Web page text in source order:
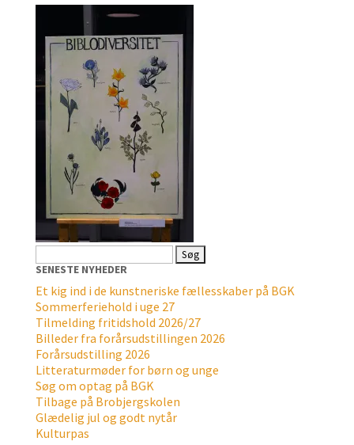
efter:
SENESTE NYHEDER
Et kig ind i de kunstneriske fællesskaber på BGK
Sommerferiehold i uge 27
Tilmelding fritidshold 2026/27
Billeder fra forårsudstillingen 2026
Forårsudstilling 2026
Litteraturmøder for børn og unge
Søg om optag på BGK
Tilbage på Brobjergskolen
Glædelig jul og godt nytår
Kulturpas